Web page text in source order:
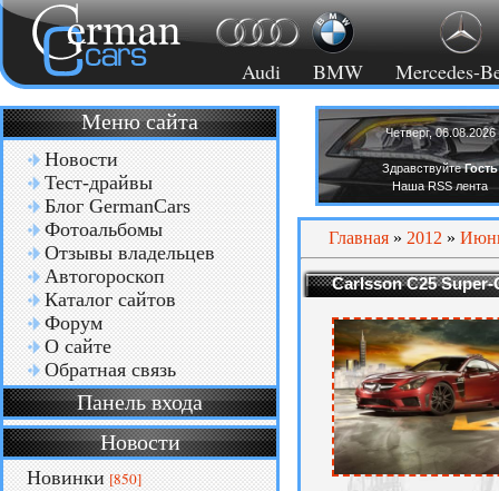
Audi BMW Mercedes-
Меню сайта
Новости
Тест-драйвы
Блог GermanCars
Фотоальбомы
Отзывы владельцев
Автогороскоп
Каталог сайтов
Форум
О сайте
Обратная связь
Панель входа
Новости
Новинки [850]
Четверг, 06.08.2026
ЗдравствуйтеГость
Наша RSS лента
Главная » 2012 »
Carlsson C25